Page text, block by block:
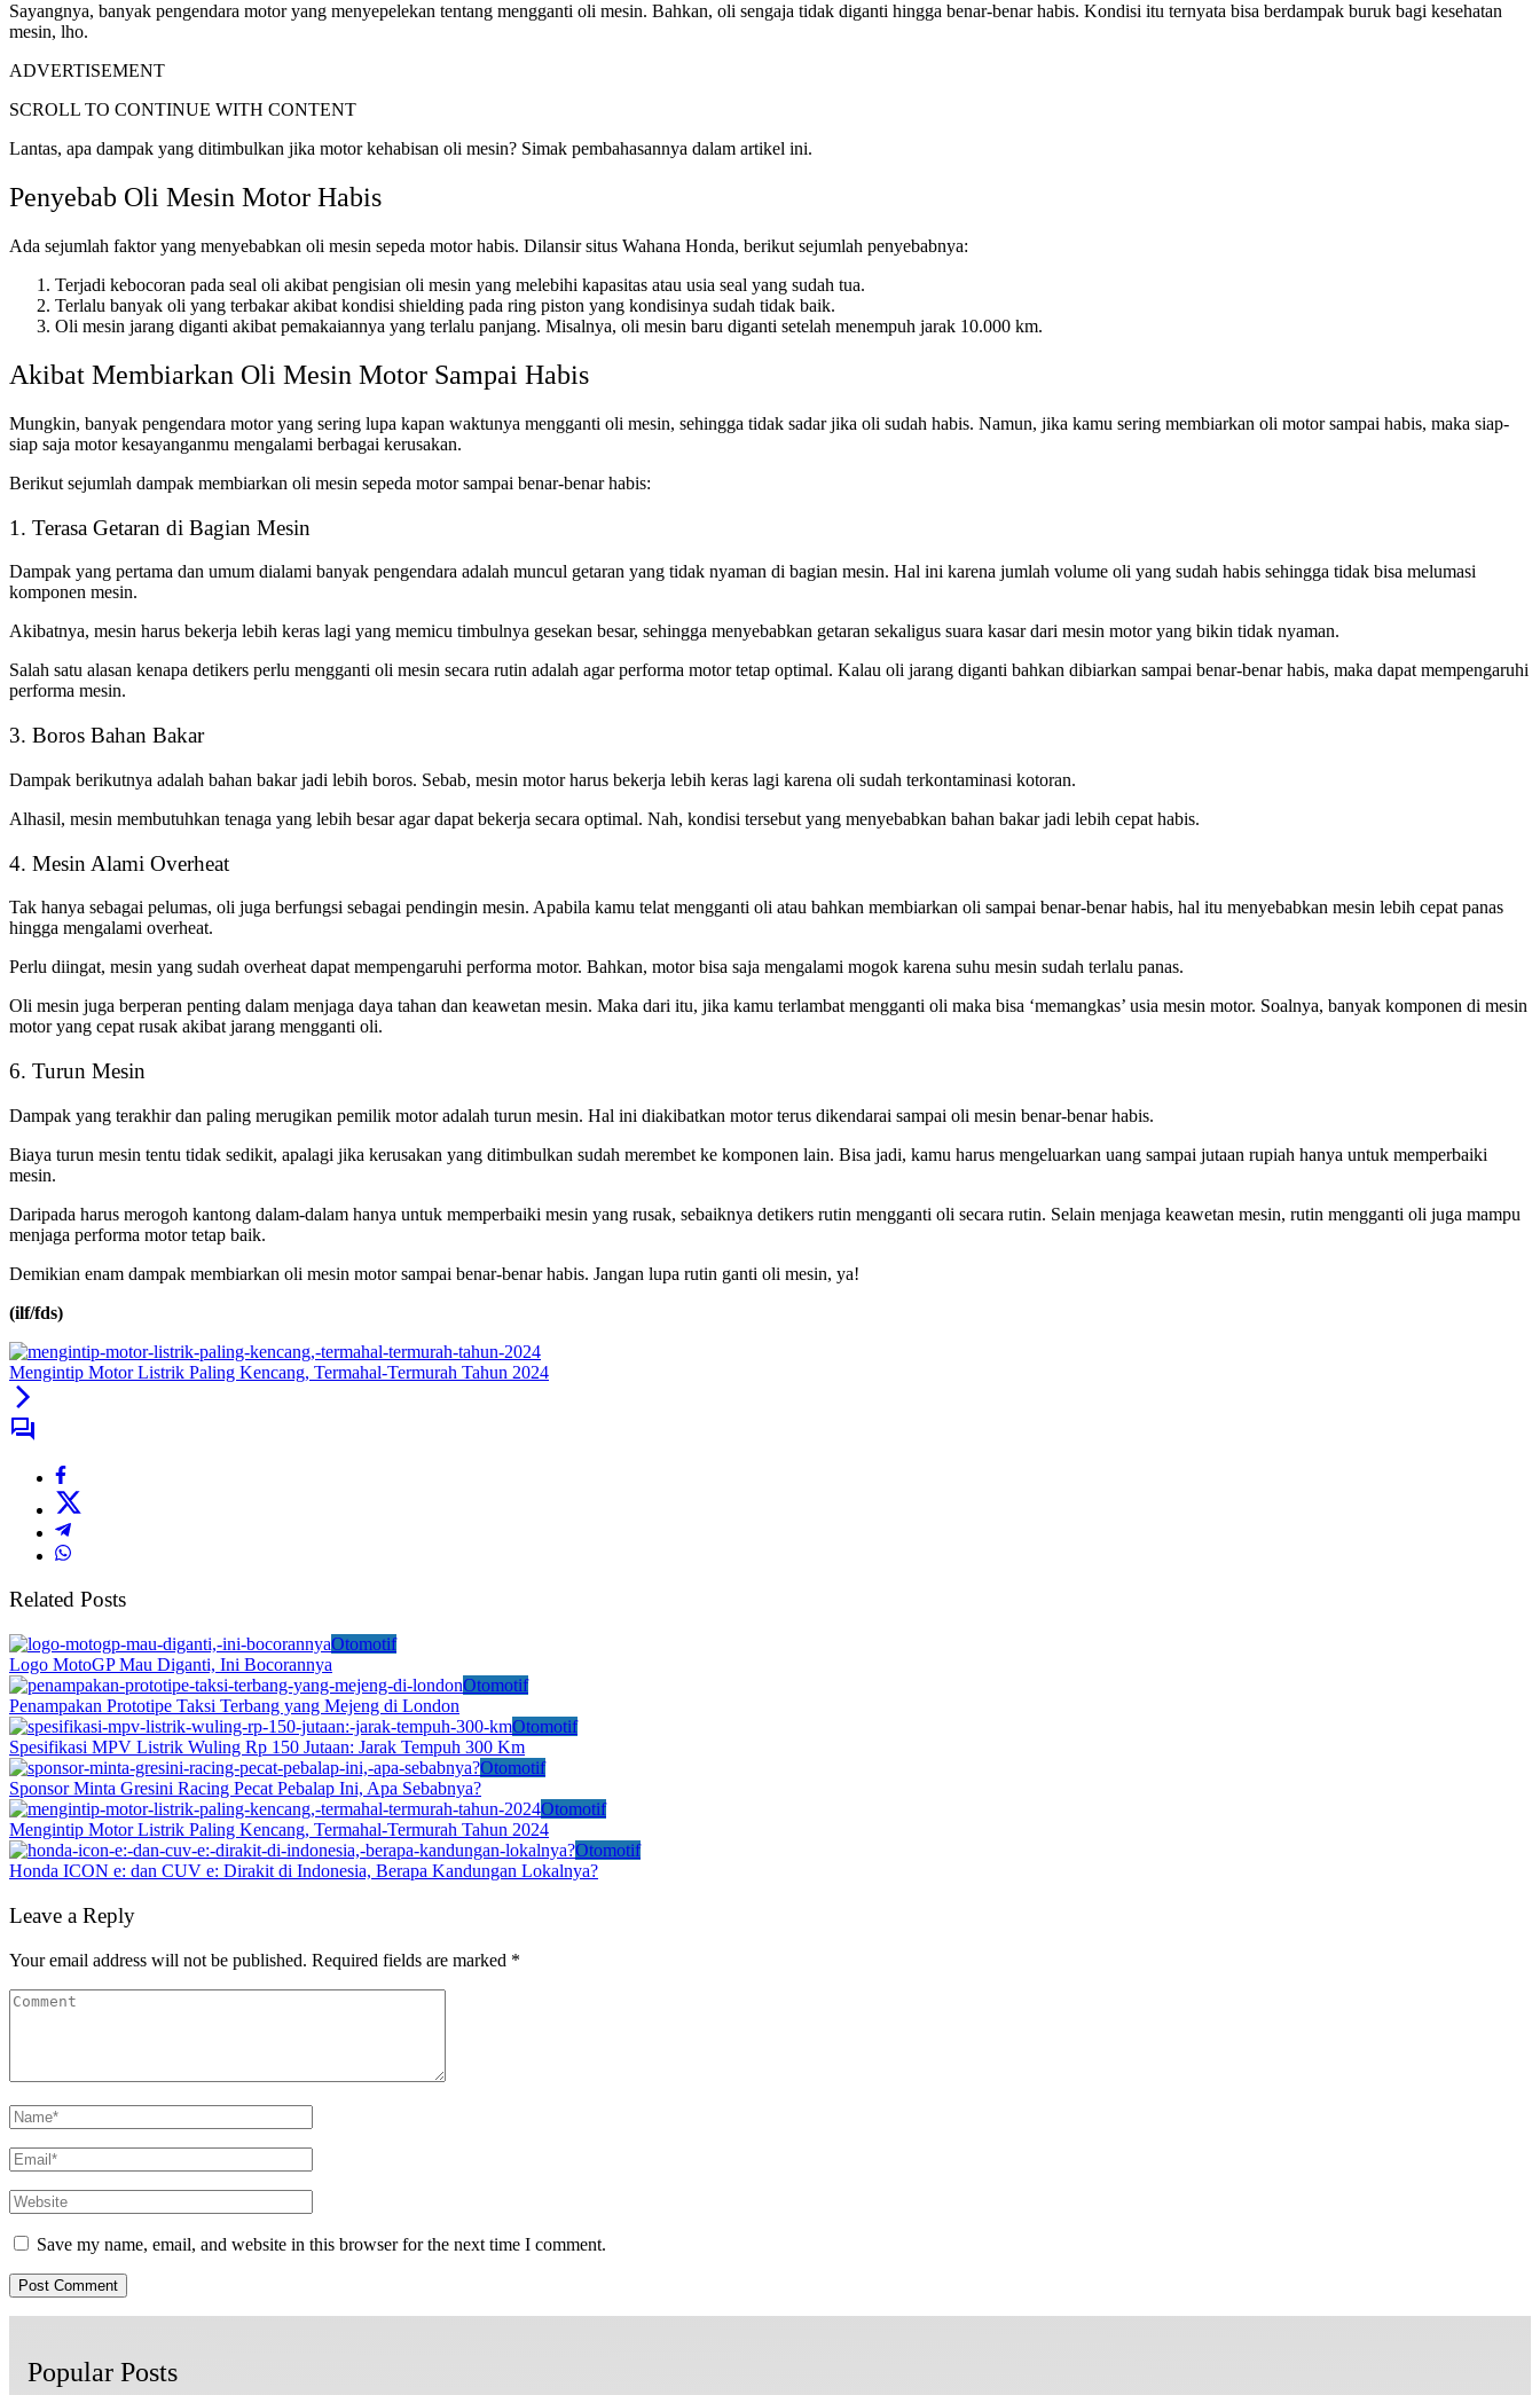
Sayangnya, banyak pengendara motor yang menyepelekan tentang mengganti oli mesin. Bahkan, oli sengaja tidak diganti hingga benar-benar habis. Kondisi itu ternyata bisa berdampak buruk bagi kesehatan
mesin, lho.
ADVERTISEMENT
SCROLL TO CONTINUE WITH CONTENT
Lantas, apa dampak yang ditimbulkan jika motor kehabisan oli mesin? Simak pembahasannya dalam artikel ini.
Penyebab Oli Mesin Motor Habis
Ada sejumlah faktor yang menyebabkan oli mesin sepeda motor habis. Dilansir situs Wahana Honda, berikut sejumlah penyebabnya:
Terjadi kebocoran pada seal oli akibat pengisian oli mesin yang melebihi kapasitas atau usia seal yang sudah tua.
Terlalu banyak oli yang terbakar akibat kondisi shielding pada ring piston yang kondisinya sudah tidak baik.
Oli mesin jarang diganti akibat pemakaiannya yang terlalu panjang. Misalnya, oli mesin baru diganti setelah menempuh jarak 10.000 km.
Akibat Membiarkan Oli Mesin Motor Sampai Habis
Mungkin, banyak pengendara motor yang sering lupa kapan waktunya mengganti oli mesin, sehingga tidak sadar jika oli sudah habis. Namun, jika kamu sering membiarkan oli motor sampai habis, maka siap-
siap saja motor kesayanganmu mengalami berbagai kerusakan.
Berikut sejumlah dampak membiarkan oli mesin sepeda motor sampai benar-benar habis:
1. Terasa Getaran di Bagian Mesin
Dampak yang pertama dan umum dialami banyak pengendara adalah muncul getaran yang tidak nyaman di bagian mesin. Hal ini karena jumlah volume oli yang sudah habis sehingga tidak bisa melumasi
komponen mesin.
Akibatnya, mesin harus bekerja lebih keras lagi yang memicu timbulnya gesekan besar, sehingga menyebabkan getaran sekaligus suara kasar dari mesin motor yang bikin tidak nyaman.
Salah satu alasan kenapa detikers perlu mengganti oli mesin secara rutin adalah agar performa motor tetap optimal. Kalau oli jarang diganti bahkan dibiarkan sampai benar-benar habis, maka dapat mempengaruhi
performa mesin.
3. Boros Bahan Bakar
Dampak berikutnya adalah bahan bakar jadi lebih boros. Sebab, mesin motor harus bekerja lebih keras lagi karena oli sudah terkontaminasi kotoran.
Alhasil, mesin membutuhkan tenaga yang lebih besar agar dapat bekerja secara optimal. Nah, kondisi tersebut yang menyebabkan bahan bakar jadi lebih cepat habis.
4. Mesin Alami Overheat
Tak hanya sebagai pelumas, oli juga berfungsi sebagai pendingin mesin. Apabila kamu telat mengganti oli atau bahkan membiarkan oli sampai benar-benar habis, hal itu menyebabkan mesin lebih cepat panas
hingga mengalami overheat.
Perlu diingat, mesin yang sudah overheat dapat mempengaruhi performa motor. Bahkan, motor bisa saja mengalami mogok karena suhu mesin sudah terlalu panas.
Oli mesin juga berperan penting dalam menjaga daya tahan dan keawetan mesin. Maka dari itu, jika kamu terlambat mengganti oli maka bisa ‘memangkas’ usia mesin motor. Soalnya, banyak komponen di mesin
motor yang cepat rusak akibat jarang mengganti oli.
6. Turun Mesin
Dampak yang terakhir dan paling merugikan pemilik motor adalah turun mesin. Hal ini diakibatkan motor terus dikendarai sampai oli mesin benar-benar habis.
Biaya turun mesin tentu tidak sedikit, apalagi jika kerusakan yang ditimbulkan sudah merembet ke komponen lain. Bisa jadi, kamu harus mengeluarkan uang sampai jutaan rupiah hanya untuk memperbaiki
mesin.
Daripada harus merogoh kantong dalam-dalam hanya untuk memperbaiki mesin yang rusak, sebaiknya detikers rutin mengganti oli secara rutin. Selain menjaga keawetan mesin, rutin mengganti oli juga mampu
menjaga performa motor tetap baik.
Demikian enam dampak membiarkan oli mesin motor sampai benar-benar habis. Jangan lupa rutin ganti oli mesin, ya!
(ilf/fds)
Mengintip Motor Listrik Paling Kencang, Termahal-Termurah Tahun 2024
Related Posts
Otomotif
Logo MotoGP Mau Diganti, Ini Bocorannya
Otomotif
Penampakan Prototipe Taksi Terbang yang Mejeng di London
Otomotif
Spesifikasi MPV Listrik Wuling Rp 150 Jutaan: Jarak Tempuh 300 Km
Otomotif
Sponsor Minta Gresini Racing Pecat Pebalap Ini, Apa Sebabnya?
Otomotif
Mengintip Motor Listrik Paling Kencang, Termahal-Termurah Tahun 2024
Otomotif
Honda ICON e: dan CUV e: Dirakit di Indonesia, Berapa Kandungan Lokalnya?
Leave a Reply
Your email address will not be published. Required fields are marked *
Save my name, email, and website in this browser for the next time I comment.
Popular Posts